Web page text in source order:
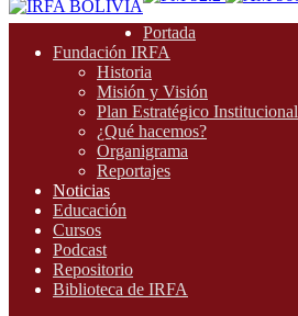
Portada
Fundación IRFA
Historia
Misión y Visión
Plan Estratégico Institucional
¿Qué hacemos?
Organigrama
Reportajes
Noticias
Educación
Cursos
Podcast
Repositorio
Biblioteca de IRFA